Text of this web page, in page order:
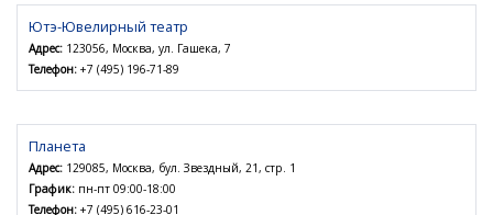
Ютэ-Ювелирный театр
Адрес: 123056, Москва, ул. Гашека, 7
Телефон: +7 (495) 196-71-89
Планета
Адрес: 129085, Москва, бул. Звездный, 21, стр. 1
График: пн-пт 09:00-18:00
Телефон: +7 (495) 616-23-01